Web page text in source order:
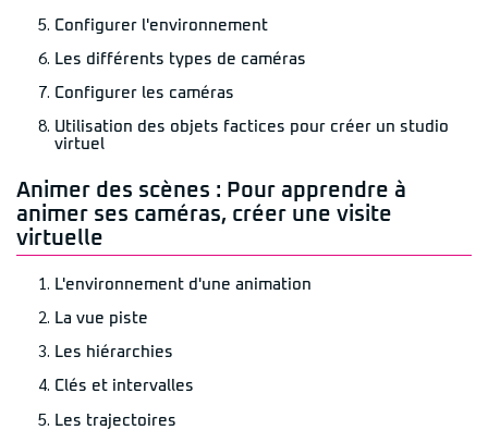
Configurer l'environnement
Les différents types de caméras
Configurer les caméras
Utilisation des objets factices pour créer un studio
virtuel
Animer des scènes : Pour apprendre à
animer ses caméras, créer une visite
virtuelle
L'environnement d'une animation
La vue piste
Les hiérarchies
Clés et intervalles
Les trajectoires